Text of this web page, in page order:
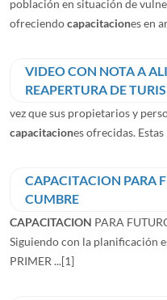
población en situación de
ofreciendocapacitaciones en
VIDEO CON NOTA A
REAPERTURA DE
vez que sus propietarios y
capacitaciones ofrecidas.
CAPACITACION PARA
CUMBRE
CAPACITACION PARA
Siguiendo con la planificación
PRIMER ...[1]